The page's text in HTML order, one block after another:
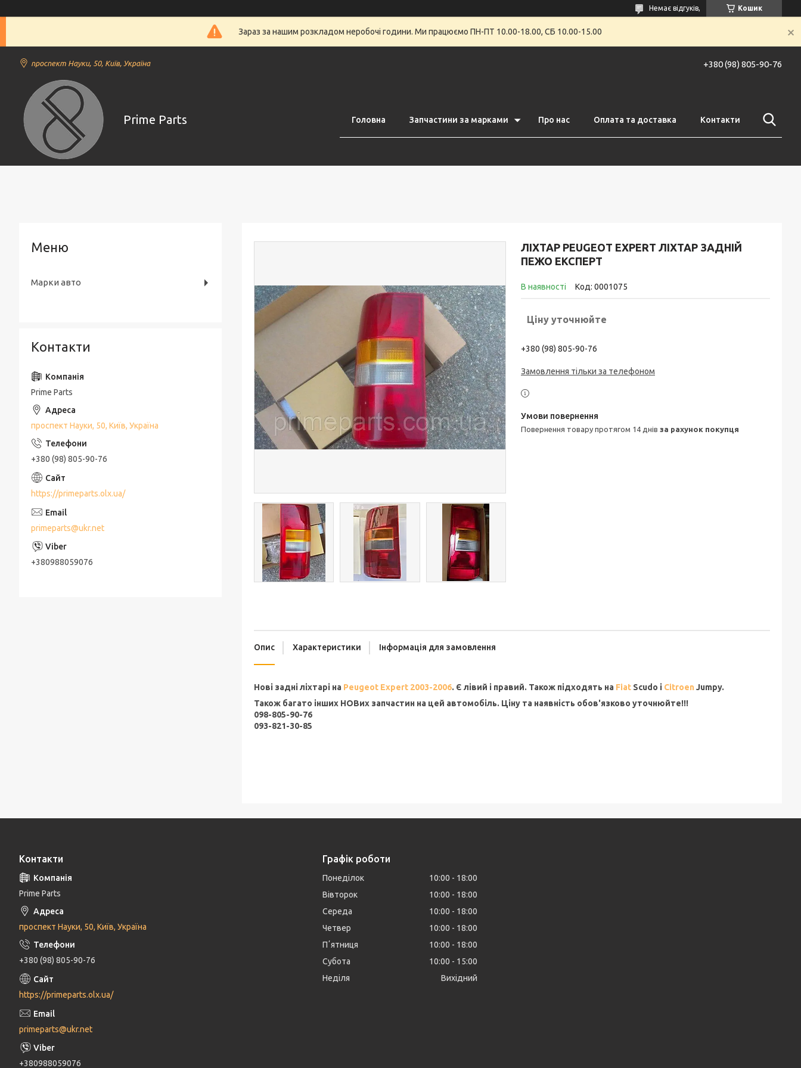
Кошик
Немає відгуків,
Зараз за нашим розкладом неробочі години. Ми працюємо ПН-ПТ 10.00-18.00, СБ 10.00-15.00
проспект Науки, 50, Київ, Україна +380 (98) 805-90-76
Prime Parts Головна Запчастини за марками Про нас Оплата та доставка Контакти
ЛІХТАР PEUGEOT EXPERT ЛІХТАР ЗАДНІЙ
ПЕЖО ЕКСПЕРТ
В наявності Код: 0001075
Ціну уточнюйте
+380 (98) 805-90-76
Замовлення тільки за телефоном
повернення товару протягом 14 днів за рахунок покупця
Опис Характеристики Інформація для замовлення
Нові задні ліхтарі на Peugeot Expert 2003-2006. Є лівий і правий. Також підходять на Fiat Scudo і Citroen Jumpy.
Також багато інших НОВих запчастин на цей автомобіль. Ціну та наявність обов'язково уточнюйте!!!
098-805-90-76
093-821-30-85
Марки авто
Контакти
Prime Parts
проспект Науки, 50, Київ, Україна
+380 (98) 805-90-76
https://primeparts.olx.ua/
primeparts@ukr.net
+380988059076
Контакти
Prime Parts
проспект Науки, 50, Київ, Україна
+380 (98) 805-90-76
https://primeparts.olx.ua/
primeparts@ukr.net
+380988059076
Графік роботи
Понеділок 10:00
18:00
Вівторок
10:00
18:00
Середа
10:00
18:00
Четвер
10:00
18:00
Пʼятниця
10:00
18:00
Субота
10:00
15:00
Неділя
Вихідний